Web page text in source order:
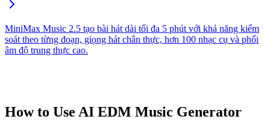
MiniMax Music 2.5 tạo bài hát dài tối đa 5 phút với khả năng kiểm
soát theo từng đoạn, giọng hát chân thực, hơn 100 nhạc cụ và phối
âm độ trung thực cao.
How to Use AI EDM Music Generator